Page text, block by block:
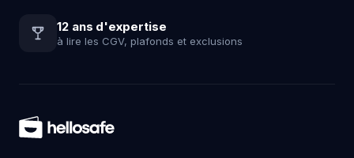
12 ans d'expertise
à lire les CGV, plafonds et exclusions